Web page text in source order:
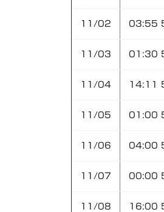
11/02 03:55
11/03 01:30
11/04 14:11
11/05 01:00
11/06 04:00
11/07 00:00
11/08 16:00